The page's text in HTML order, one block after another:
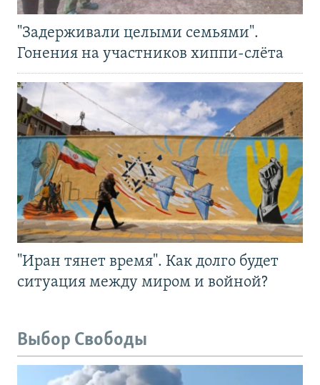
"Задерживали целыми семьями".
Гонения на участников хиппи-слёта
"Иран тянет время". Как долго будет
ситуация между миром и войной?
Выбор Свободы